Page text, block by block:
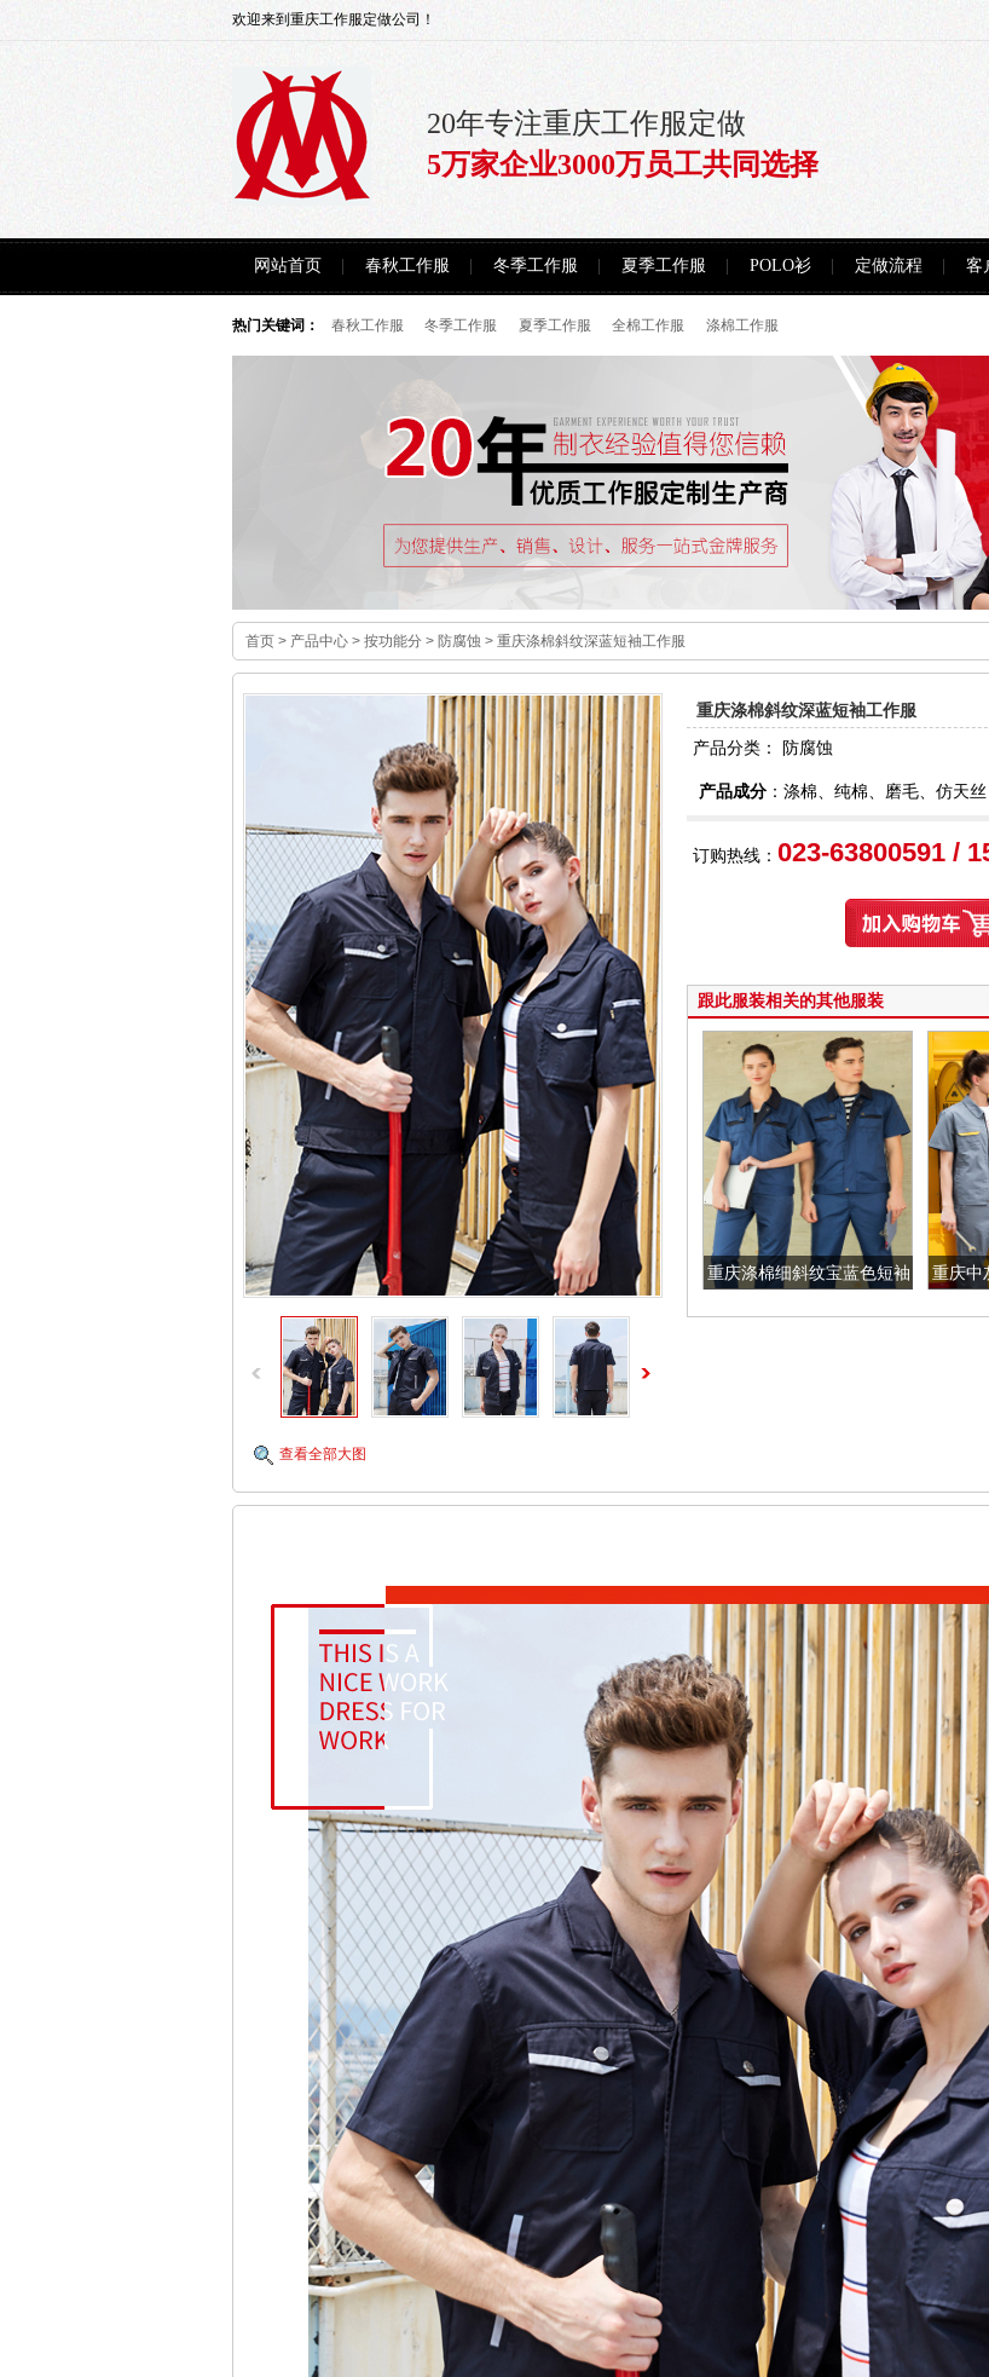
欢迎来到重庆工作服定做公司！
20年专注重庆工作服定做
5万家企业3000万员工共同选择
网站首页 春秋工作服 冬季工作服 夏季工作服 POLO衫 定做流程 客
热门关键词： 春秋工作服 冬季工作服 夏季工作服 全棉工作服 涤棉工作服
首页 > 产品中心 > 按功能分 > 防腐蚀 > 重庆涤棉斜纹深蓝短袖工作服
查看全部大图
重庆涤棉斜纹深蓝短袖工作服
产品分类： 防腐蚀
产品成分 ：涤棉、纯棉、磨毛、仿天丝
订购热线： 023-63800591 /
跟此服装相关的其他服装
重庆涤棉细斜纹宝蓝色短袖
重庆中